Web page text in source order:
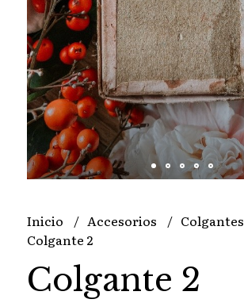
Inicio Accesorios
Colgantes
Colgante 2
Colgante 2